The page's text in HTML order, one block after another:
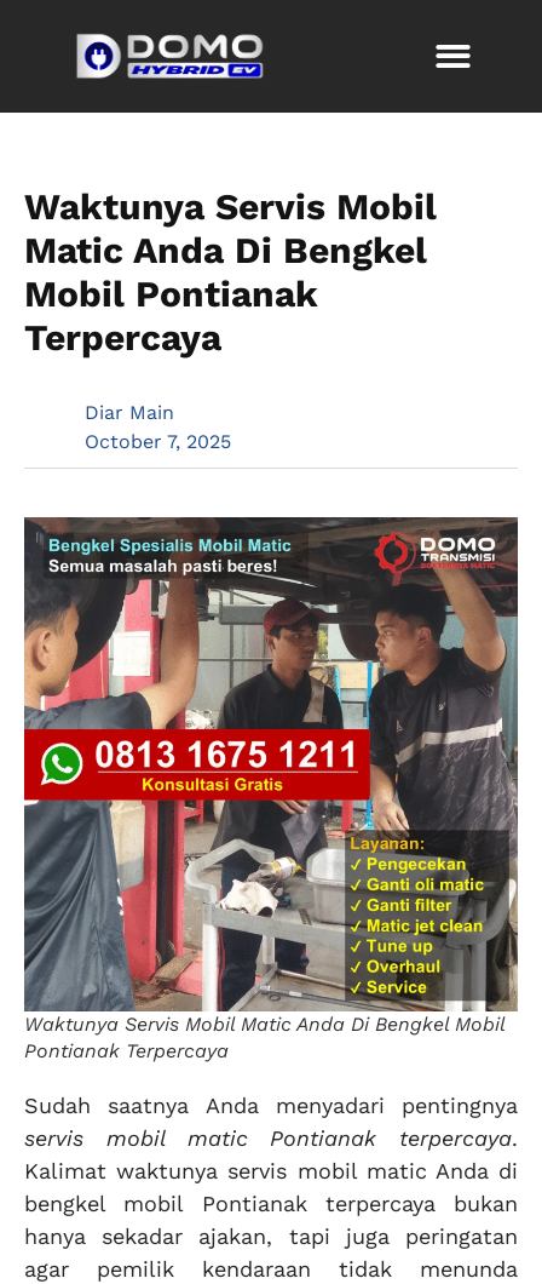
Waktunya Servis Mobil
Matic Anda Di Bengkel
Mobil Pontianak
Terpercaya
Diar Main
October 7, 2025
Waktunya Servis Mobil Matic Anda Di Bengkel Mobil
Pontianak Terpercaya
Sudah saatnya Anda menyadari pentingnya
servis mobil matic Pontianak terpercaya.
Kalimat waktunya servis mobil matic Anda di
bengkel mobil Pontianak terpercaya bukan
hanya sekadar ajakan, tapi juga peringatan
agar pemilik kendaraan tidak menunda